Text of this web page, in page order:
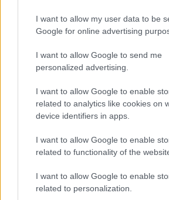
I want to allow my user data to be
Google for online advertising
I want to allow Google to send me
personalized advertising.
I want to allow Google to enable
related to analytics like cookies on
device identifiers in apps.
I want to allow Google to enable
related to functionality of the
I want to allow Google to enable
related to personalization.